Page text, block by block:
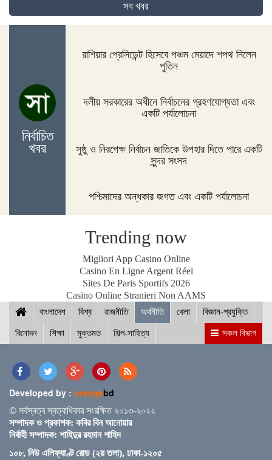
গোপালগঞ্জের কোটালীপাড়ায় ৮ দিনব্যাপী রথযাত্রা উদযাপিত
জিম্বাবুয়ের দায়িত্বে বাংলাদেশের সাবেক বোলিং কোচ ল্যাঙ্গাভেল্ট
দিনাজপুরের ফুলবাড়ীতে সড়ক দুর্ঘটনায় দু’জন নিহত
নীলফামারীতে ১৫০ জন নারীর মধ্যে সঞ্চয়ের চেক বিতরণ
আইসিসি জুন মাসের সেরার দৌড়ে রোহিত-বুমরাহ ও গুরবাজ
স্পিকারের সাথে মালয়েশিয়ার হাউজ অব রিপ্রেজেনটেটিভের
স্পিকারের বৈঠক
ছাত্র-ছাত্রীদের সুনাগরিক হিসেবে গড়ে ওঠার আহ্বান সিমিন
সব খবর
নির্বাচিত
খবর
রাশিয়ার প্রেসিডেন্ট হিসেবে পঞ্চম মেয়াদে শপথ নিলেন
পুতিন
দলীয় সরকারের অধীনে নির্বাচনের গ্রহণযোগ্যতা এবং
একটি পর্যালোচনা
সুষ্ঠু ও নিরপেক্ষ নির্বাচন জাতিকে উপহার দিতে পারে একটি
সুন্দর সংসদ
পশ্চিমাদের অন্ধকার জগত এবং একটি পর্যালোচনা
Trending now
Migliori App Casino Online
Casino En Ligne Argent Réel
Sites De Paris Sportifs 2026
Casino Online Stranieri Non AAMS
বাংলাদেশ বিশ্ব রাজনীতি অর্থনীতি খেলা বিজ্ঞান-প্রযুক্তি
বিনোদন শিক্ষা মুক্তমত শিল্প-সাহিত্য সকল বিভাগ
Developed by : orangebd
© সর্বস্বত্ব স্বত্বাধিকার সংরক্ষিত ২০১৩-২০২২
সম্পাদক ও প্রকাশক: কবির বিন আনোয়ার
নির্বাহী সম্পাদক: শাহিদুর রহমান শাহিদ
১০৮, নিউ এলিফ্যাণ্ট রোড (২য় তলা), ঢাকা-১২০৫